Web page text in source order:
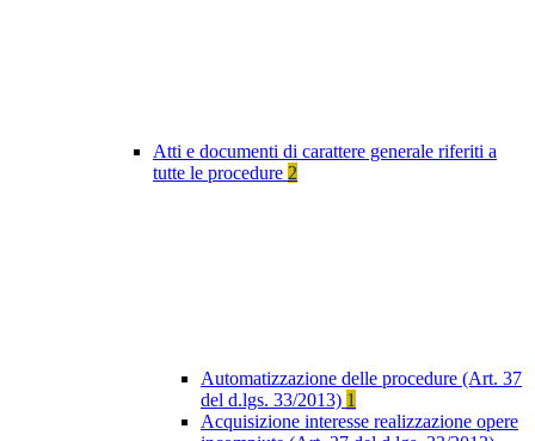
Atti e documenti di carattere generale riferiti a
tutte le procedure 2
Automatizzazione delle procedure (Art. 37
del d.lgs. 33/2013) 1
Acquisizione interesse realizzazione opere